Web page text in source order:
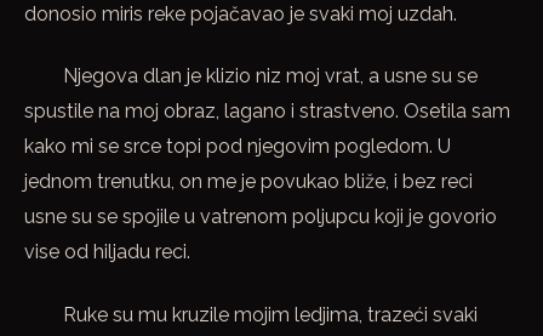
donosio miris reke pojačavao je svaki moj uzdah.
Njegova dlan je klizio niz moj vrat, a usne su se
spustile na moj obraz, lagano i strastveno. Osetila sam
kako mi se srce topi pod njegovim pogledom. U
jednom trenutku, on me je povukao bliže, i bez reci
usne su se spojile u vatrenom poljupcu koji je govorio
vise od hiljadu reci.
Ruke su mu kruzile mojim ledjima, trazeći svaki